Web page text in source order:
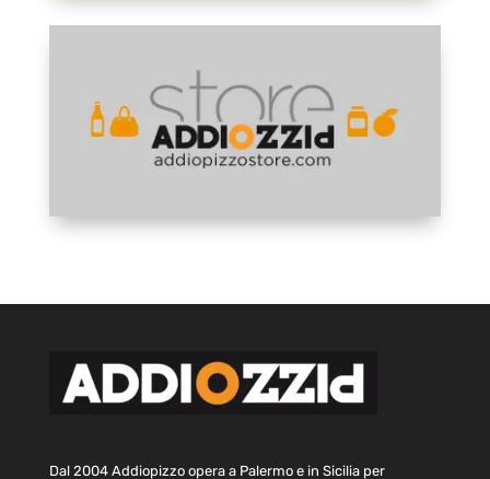
Dal 2004 Addiopizzo opera a Palermo e in Sicilia per